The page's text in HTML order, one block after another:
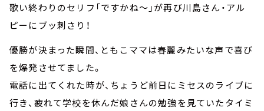
歌い終わりのセリフ「ですかね～」が再び川島さん・アル
ピーにブッ刺さり！
優勝が決まった瞬間、ともこママは春麗みたいな声で喜び
を爆発させてました。
電話に出てくれた時が、ちょうど前日にミセスのライブに
行き、疲れて学校を休んだ娘さんの勉強を見ていたタイミ